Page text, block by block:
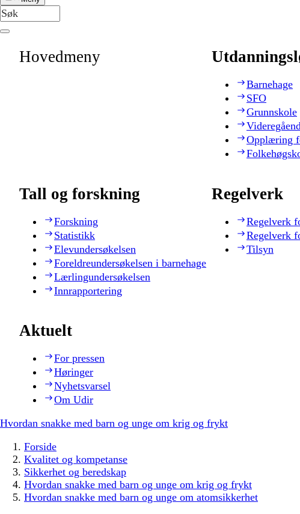
Hovedmeny
Barnehage
SFO
Grunnskole
Opplæring
Tall og forskning
Forskning
Statistikk
Elevundersøkelsen
Foreldreundersøkelsen i barnehage
Lærlingundersøkelsen
Innrapportering
Regelverk
Regelverk
Regelverk
Tilsyn
Aktuelt
For pressen
Høringer
Nyhetsvarsel
Om Udir
Hvordan snakke med barn og unge om krig og frykt
Forside
Kvalitet og kompetanse
Sikkerhet og beredskap
Hvordan snakke med barn og unge om krig og frykt
Hvordan snakke med barn og unge om atomsikkerhet